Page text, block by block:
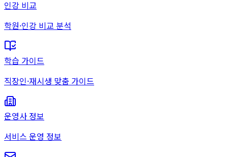
인강 비교
학원·인강 비교 분석
학습 가이드
직장인·재시생 맞춤 가이드
운영사 정보
서비스 운영 정보